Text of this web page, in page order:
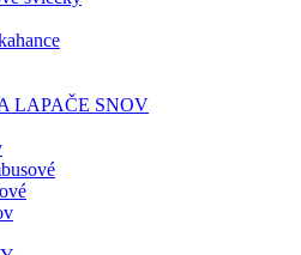
LAPAČE SNOV